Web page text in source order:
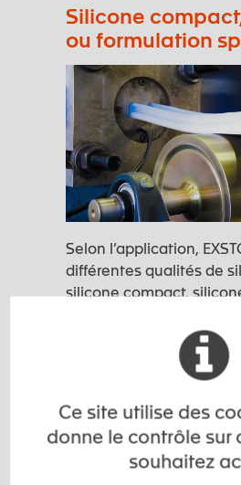
Silicone
ou formulation
Selon l’application,
différentes qualités de
silicone compact,
de température, de
souplesse, de couleur ou
Nos équipes peuvent
accompagner sur le
la plus adaptée : dureté,
Ce site utilise des
donne le contrôle sur
souhaitez